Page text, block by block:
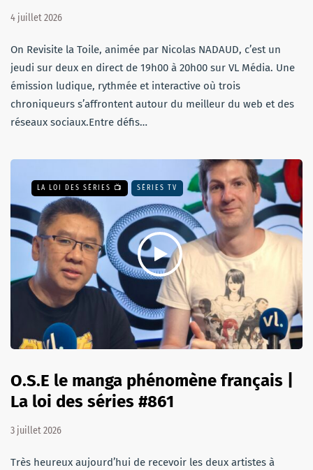
4 juillet 2026
On Revisite la Toile, animée par Nicolas NADAUD, c’est un
jeudi sur deux en direct de 19h00 à 20h00 sur VL Média. Une
émission ludique, rythmée et interactive où trois
chroniqueurs s’affrontent autour du meilleur du web et des
réseaux sociaux.Entre défis…
LA LOI DES SÉRIES 📺 SÉRIES TV
O.S.E le manga phénomène français |
La loi des séries #861
3 juillet 2026
Très heureux aujourd’hui de recevoir les deux artistes à